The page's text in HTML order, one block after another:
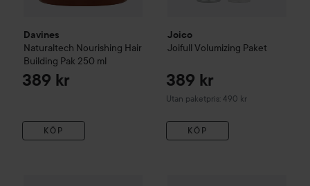
Davines
Naturaltech Nourishing Hair
Building Pak 250 ml
389 kr
KÖP
Joico
Joifull Volumizing Paket
389 kr
Utan paketpris: 490 kr
KÖP